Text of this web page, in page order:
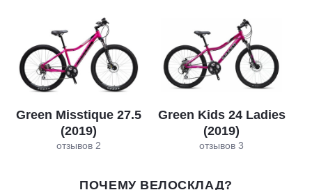
Green Misstique 27.5
(2019)
отзывов 2
Green Kids 24 Ladies
(2019)
отзывов 3
ПОЧЕМУ ВЕЛОСКЛАД?